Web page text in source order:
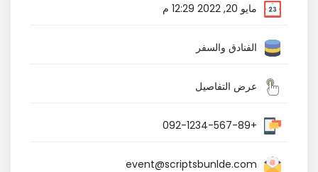
مايو 20, 2022 12:29 م
الفنادق والسفر
عرض التفاصيل
+092-1234-567-89
event@scriptsbunlde.com